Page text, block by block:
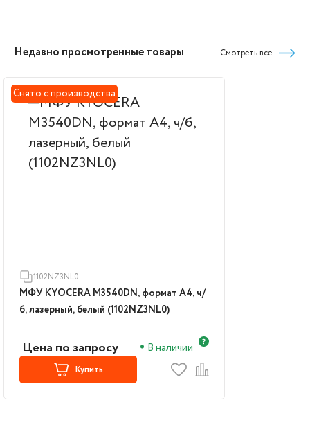
Недавно просмотренные товары Смотреть все
Снято с производства
1102NZ3NL0
МФУ KYOCERA M3540DN, формат А4, ч/
б, лазерный, белый (1102NZ3NL0)
Цена по запросу В наличии
Купить